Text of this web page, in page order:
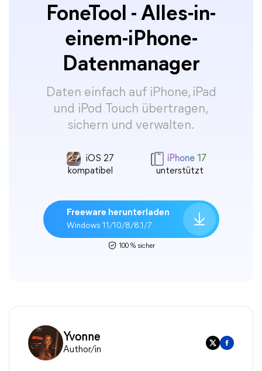
FoneTool - Alles-in-
einem-iPhone-
Datenmanager
Daten einfach auf iPhone, iPad
und iPod Touch übertragen,
sichern und verwalten.
iOS 27
kompatibel
iPhone 17
unterstützt
Freeware herunterladen
Windows 11/10/8/8.1/7
100 % sicher
Yvonne
Author/in